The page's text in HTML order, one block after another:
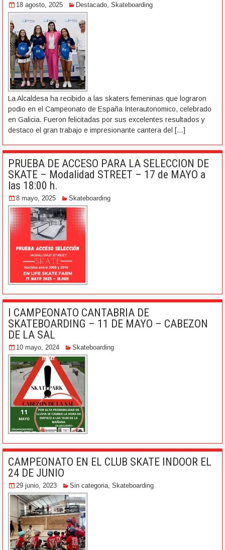
18 agosto, 2025 Destacado Skateboarding
La Alcaldesa ha recibido a las skaters femeninas que lograron
podio en el Campeonato de España Interautonomico, celebrado
en Galicia. Fueron felicitadas por sus excelentes resultados y
destaco el gran trabajo e impresionante cantera del […]
PRUEBA DE ACCESO PARA LA SELECCION DE
SKATE – Modalidad STREET – 17 de MAYO a
las 18:00 h.
8 mayo, 2025 Skateboarding
I CAMPEONATO CANTABRIA DE
SKATEBOARDING – 11 DE MAYO – CABEZON
DE LA SAL
10 mayo, 2024 Skateboarding
CAMPEONATO EN EL CLUB SKATE INDOOR EL
24 DE JUNIO
29 junio, 2023 Sin categoria Skateboarding